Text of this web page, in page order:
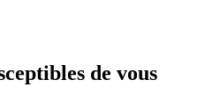
de vous